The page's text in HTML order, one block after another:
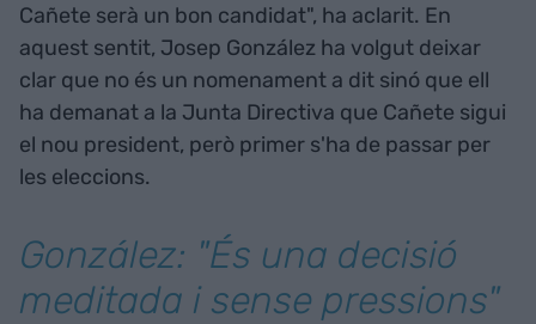
Cañete serà un bon candidat", ha aclarit. En
aquest sentit, Josep González ha volgut deixar
clar que no és un nomenament a dit sinó que ell
ha demanat a la Junta Directiva que Cañete sigui
el nou president, però primer s'ha de passar per
les eleccions.
González: "És una decisió
meditada i sense pressions"